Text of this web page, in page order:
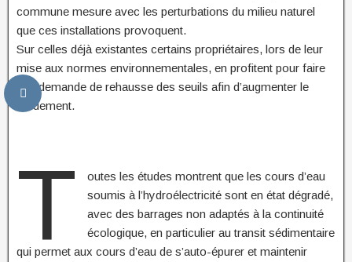
commune mesure avec les perturbations du milieu naturel
que ces installations provoquent.
Sur celles déjà existantes certains propriétaires, lors de leur
mise aux normes environnementales, en profitent pour faire
une demande de rehausse des seuils afin d’augmenter le
rendement.
T
outes les études montrent que les cours d’eau
soumis à l’hydroélectricité sont en état dégradé,
avec des barrages non adaptés à la continuité
écologique, en particulier au transit sédimentaire
qui permet aux cours d’eau de s’auto-épurer et maintenir